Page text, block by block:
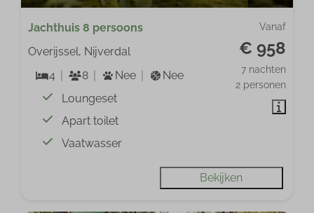
Vanaf
€ 958
7 nachten
2 personen
Jachthuis 8 persoons
Overijssel, Nijverdal
4
8 Nee
Nee
Loungeset
Apart toilet
Vaatwasser
Bekijken